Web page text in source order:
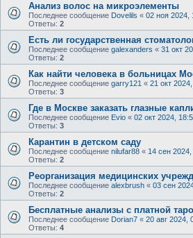
Анализ волос на микроэлементы
Последнее сообщение Dovelils « 02 ноя 2024,
Ответы: 2
Есть ли государственная
Последнее сообщение galexanders « 31 окт
Ответы: 2
Как найти человека в больницах
Последнее сообщение garry121 « 21 окт
Ответы: 3
Где в Москве заказать глазные
Последнее сообщение Evio « 02 окт 2024,
Ответы: 3
Карантин в детском саду
Последнее сообщение nilufar88 « 14 сен
Ответы: 2
Реорганизация медицинских
Последнее сообщение alexbrush « 03 сен
Ответы: 2
Бесплатные анализы с платной
Последнее сообщение Dorian7 « 20 авг 2024,
Ответы: 4